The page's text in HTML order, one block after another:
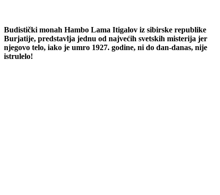
Budistički monah Hambo Lama Itigalov iz sibirske republike
Burjatije, predstavlja jednu od najvećih svetskih misterija jer
njegovo telo, iako je umro 1927. godine, ni do dan-danas, nije
istrulelo!